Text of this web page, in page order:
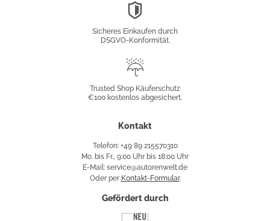
Sicheres Einkaufen durch
DSGVO-Konformität.
Käuferschutz
Trusted Shop Käuferschutz
€100 kostenlos abgesichert.
Kontakt
Telefon: +49 89 215570310
Mo. bis Fr., 9:00 Uhr bis 18:00 Uhr
E-Mail: service@autorenwelt.de
Oder per Kontakt-Formular.
Gefördert durch